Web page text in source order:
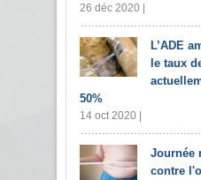
26 déc 2020 |
L’ADE
le taux
50%
14 oct 2020 |
Journée
contre